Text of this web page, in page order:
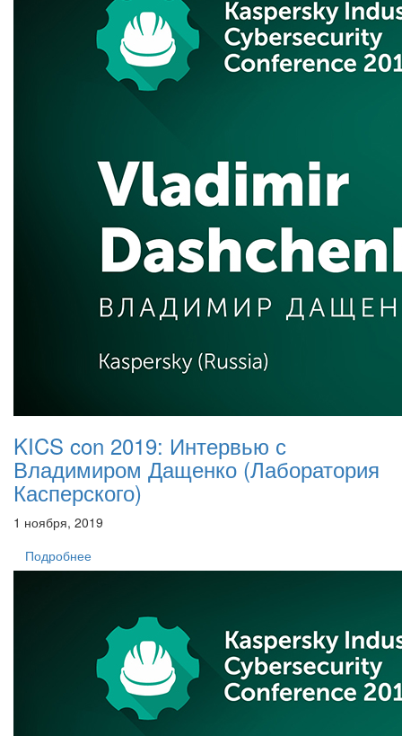
KICS con 2019: Интервью с
Владимиром Дащенко (Лаборатория
Касперского)
1 ноября, 2019
Подробнее